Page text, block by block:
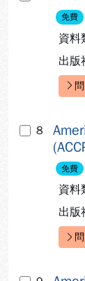
免費
資料
出版
快速
8
免費
資料
出版
快速